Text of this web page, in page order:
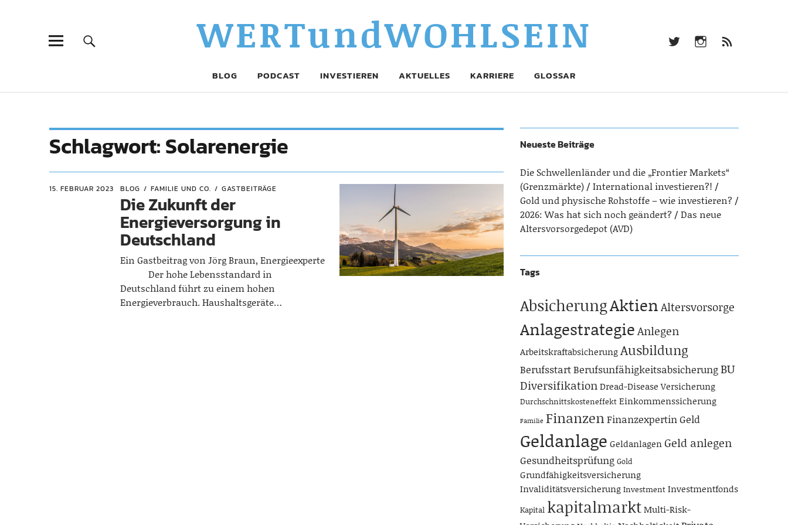
WERTundWOHLSEIN
(RSS)
BLOG PODCAST INVESTIEREN AKTUELLES KARRIERE GLOSSAR
Schlagwort:Solarenergie
15. FEBRUAR 2023 BLOG FAMILIE UND CO. GASTBEITRÄGE
Die Zukunft der
Energieversorgung in
Deutschland
Ein Gastbeitrag von Jörg Braun, Energieexperte
Der hohe Lebensstandard in
Deutschland führt zu einem hohen
Energieverbrauch. Haushaltsgeräte…
Neueste Beiträge
Die Schwellenländer und die „Frontier Markets“
(Grenzmärkte)
International investieren?!
Gold und physische Rohstoffe – wie investieren?
2026: Was hat sich noch geändert?
Das neue
Altersvorsorgedepot (AVD)
Tags
AbsicherungAktienAltersvorsorge
AnlagestrategieAnlegen
ArbeitskraftabsicherungAusbildung
BerufsstartBerufsunfähigkeitsabsicherungBU
DiversifikationDread-Disease Versicherung
Durchschnittskosteneffekt Einkommenssicherung
Familie FinanzenFinanzexpertinGeld
Geldanlage Geldanlagen Geld anlegen
Gesundheitsprüfung Gold
Grundfähigkeitsversicherung
Invaliditätsversicherung Investment Investmentfonds
Kapital kapitalmarktMulti-Risk-